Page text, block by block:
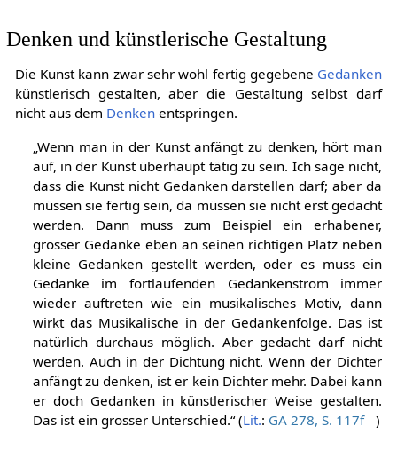
Denken und künstlerische Gestaltung
Die Kunst kann zwar sehr wohl fertig gegebene Gedanken
künstlerisch gestalten, aber die Gestaltung selbst darf
nicht aus dem Denkenentspringen.
„Wenn man in der Kunst anfängt zu denken, hört man
auf, in der Kunst überhaupt tätig zu sein. Ich sage nicht,
dass die Kunst nicht Gedanken darstellen darf; aber da
müssen sie fertig sein, da müssen sie nicht erst gedacht
werden. Dann muss zum Beispiel ein erhabener,
grosser Gedanke eben an seinen richtigen Platz neben
kleine Gedanken gestellt werden, oder es muss ein
Gedanke im fortlaufenden Gedankenstrom immer
wieder auftreten wie ein musikalisches Motiv, dann
wirkt das Musikalische in der Gedankenfolge. Das ist
natürlich durchaus möglich. Aber gedacht darf nicht
werden. Auch in der Dichtung nicht. Wenn der Dichter
anfängt zu denken, ist er kein Dichter mehr. Dabei kann
er doch Gedanken in künstlerischer Weise gestalten.
Das ist ein grosser Unterschied.“ (Lit.: GA 278, S. 117f )